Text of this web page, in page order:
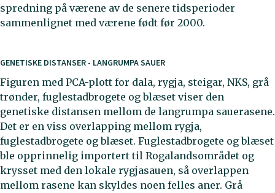
spredning på værene av de senere tidsperioder
sammenlignet med værene født før 2000.
GENETISKE DISTANSER - LANGRUMPA SAUER
Figuren med PCA-plott for dala, rygja, steigar, NKS, grå
trønder, fuglestadbrogete og blæset viser den
genetiske distansen mellom de langrumpa sauerasene.
Det er en viss overlapping mellom rygja,
fuglestadbrogete og blæset. Fuglestadbrogete og blæset
ble opprinnelig importert til Rogalandsområdet og
krysset med den lokale rygjasauen, så overlappen
mellom rasene kan skyldes noen felles aner. Grå